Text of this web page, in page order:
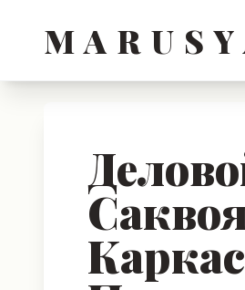
M A R U S Y